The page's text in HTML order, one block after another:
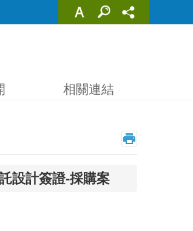
相關連結
設計簽證-採購案